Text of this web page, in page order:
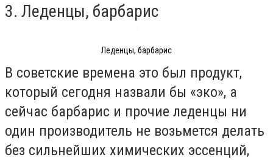
3. Леденцы, барбарис
Леденцы, барбарис
В советские времена это был продукт,
который сегодня назвали бы «эко», а
сейчас барбарис и прочие леденцы ни
один производитель не возьмется делать
без сильнейших химических эссенций,